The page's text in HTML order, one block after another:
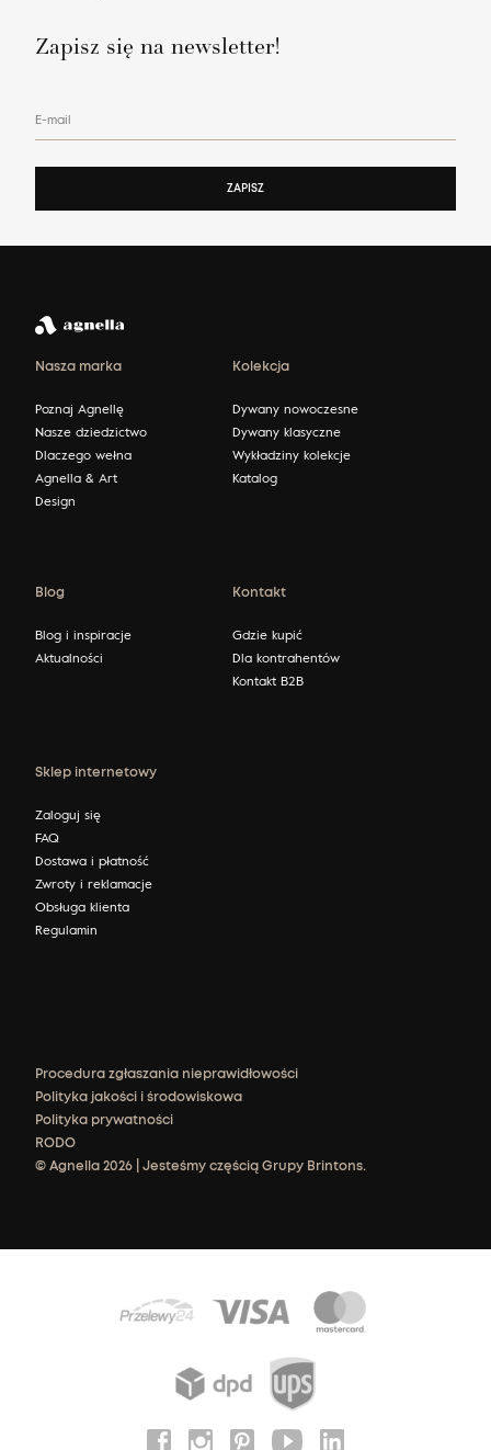
Zapisz się na newsletter!
E-mail
ZAPISZ
Nasza marka
Poznaj Agnellę
Nasze dziedzictwo
Dlaczego wełna
Agnella & Art
Design
Kolekcja
Dywany nowoczesne
Dywany klasyczne
Wykładziny kolekcje
Katalog
Blog
Blog i inspiracje
Aktualności
Kontakt
Gdzie kupić
Dla kontrahentów
Kontakt B2B
Sklep internetowy
Zaloguj się
FAQ
Dostawa i płatność
Zwroty i reklamacje
Obsługa klienta
Regulamin
Procedura zgłaszania nieprawidłowości
Polityka jakości i środowiskowa
Polityka prywatności
RODO
© Agnella 2026 | Jesteśmy częścią Grupy Brintons.